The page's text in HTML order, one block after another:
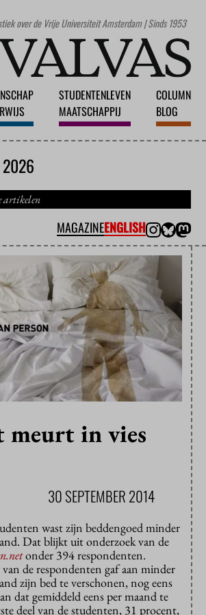
over de Vrije Universiteit Amsterdam | Sinds 1953
STUDENTENLEVEN
MAATSCHAPPIJ
COLUMN
BLOG
2026
MAGAZINEENGLISH
meurt in vies
30 SEPTEMBER 2014
wast zijn beddengoed minder
Dat blijkt uit onderzoek van de
onder 394 respondenten.
de respondenten gaf aan minder
zijn bed te verschonen, nog eens
dat gemiddeld eens per maand te
deel van de studenten, 31 procent,